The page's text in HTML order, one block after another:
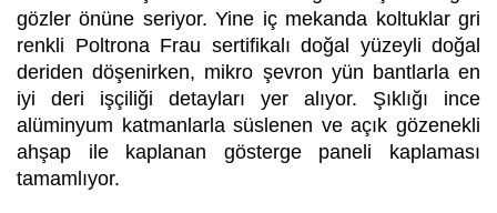
gözler önüne seriyor. Yine iç mekanda koltuklar gri
renkli Poltrona Frau sertifikalı doğal yüzeyli doğal
deriden döşenirken, mikro şevron yün bantlarla en
iyi deri işçiliği detayları yer alıyor. Şıklığı ince
alüminyum katmanlarla süslenen ve açık gözenekli
ahşap ile kaplanan gösterge paneli kaplaması
tamamlıyor.